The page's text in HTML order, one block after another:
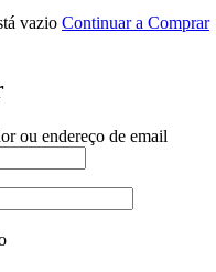
vazio Continuar a Comprar
ou endereço de email